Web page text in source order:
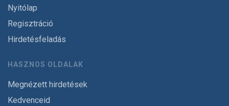
Nyitólap
Regisztráció
Hirdetésfeladás
HASZNOS OLDALAK
Megnézett hirdetések
Kedvenceid